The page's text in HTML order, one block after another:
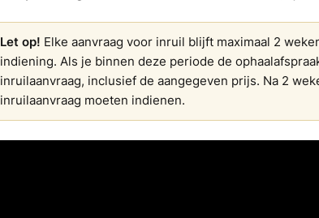
Let op! Elke aanvraag voor inruil blijft maximaal 2
indiening. Als je binnen deze periode de
inruilaanvraag, inclusief de aangegeven prijs. Na 2
inruilaanvraag moeten indienen.